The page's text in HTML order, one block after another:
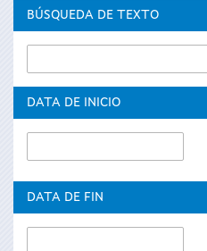
BÚSQUEDA DE TEXTO
DATA DE INICIO
de
DATA DE FIN